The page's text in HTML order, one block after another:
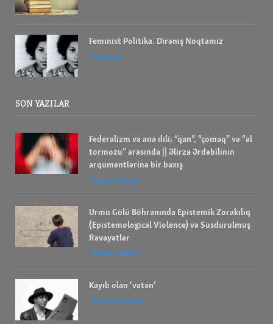
Feminist Politika: Dirəniş Nöqtəmiz
bell hooks
SON YAZILAR
Federalizm və ana dili; “qan”, “çomaq” və “əl
tormozu” arasında || Əlirza Ərdəbilinin
arqumentlərinə bir baxış
Ramin Cabbarlı
Urmu Gölü Böhranında Epistemik Zorakılıq
(Epistemological Violence) və Susdurulmuş
Rəvayətlər
Həmid Cabbarlı
Kayıb olan ‘vətən’
Hümmət Şahbazi